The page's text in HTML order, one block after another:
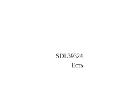
SDL39324
Есть